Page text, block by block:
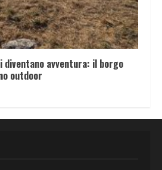
diventano avventura: il borgo
outdoor